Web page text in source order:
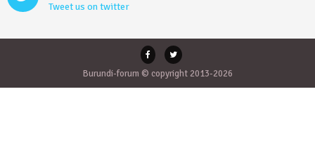
Tweet us on twitter
Burundi-forum © copyright 2013-2026